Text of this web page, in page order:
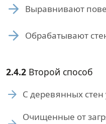
Выравнивают
Обрабатывают
2.4.2 Второй способ
С деревянных стен
Очищенные от